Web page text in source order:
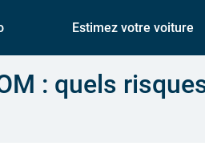
Estimez votre voiture
: quels